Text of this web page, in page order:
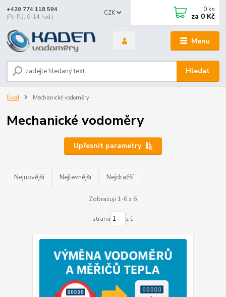
Menu
CZK
Hledat
+420 774 118 594
(Po-Pá, 6-14 hod.)
0 ks
za 0 Kč
Úvod Mechanické vodoměry
Mechanické vodoměry
Upřesnit parametry
Nejnovější Nejlevnější Nejdražší
Zobrazuji 1-6 z 6
strana z 1